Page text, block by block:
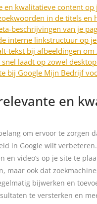
en kwalitatieve content op
in de titels en
beschrijvingen van je
interne linkstructuur op
tekst bij afbeeldingen
laadt op zowel
bij Google Mijn Bedrijf
en
om ervoor te zorgen
in Google wilt
en video’s op je site te
maar ook dat
bijwerken en
te versterken en